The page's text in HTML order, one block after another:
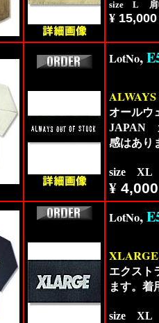
size L 肩
¥ 15,000
LotNo,
オールウ
JAPAN
感はあり
size XL
¥ 4,000
LotNo,
XLARGE
エクスト
ます。着
size XL